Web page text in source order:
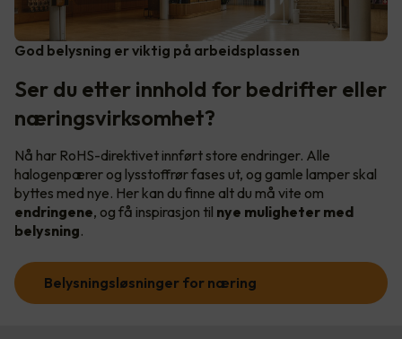
God belysning er viktig på arbeidsplassen
Ser du etter innhold for bedrifter eller
næringsvirksomhet?
Nå har RoHS-direktivet innført store endringer. Alle
halogenpærer og lysstoffrør fases ut, og gamle lamper skal
byttes med nye. Her kan du finne alt du må vite om
endringene, og få inspirasjon til nye muligheter med
belysning.
Belysningsløsninger for næring